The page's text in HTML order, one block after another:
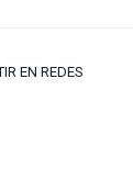
EN REDES